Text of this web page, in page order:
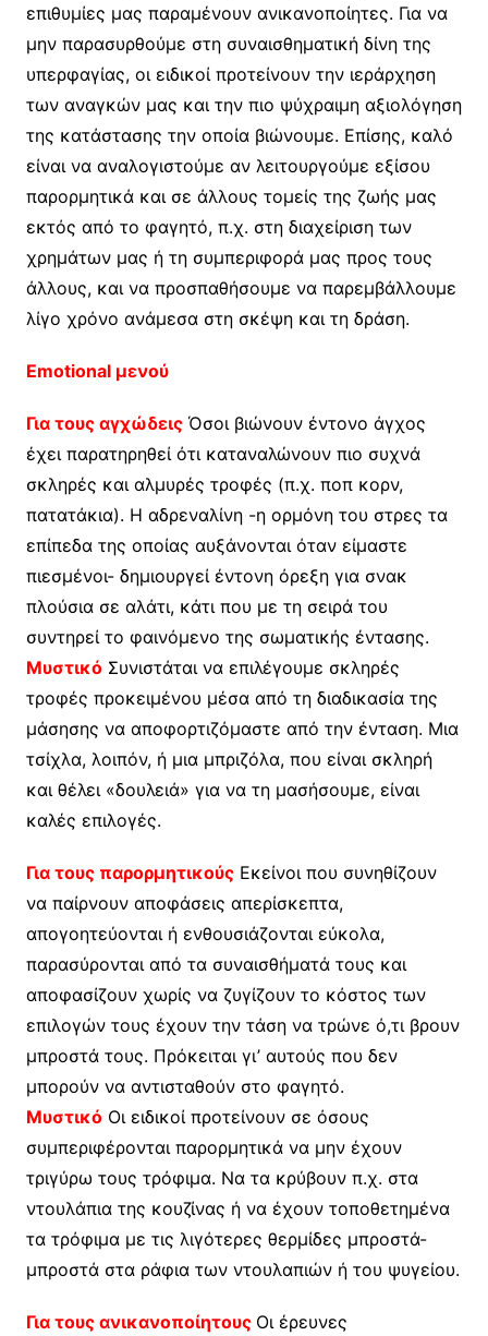
επιθυμίες μας παραμένουν ανικανοποίητες. Για να
μην παρασυρθούμε στη συναισθηματική δίνη της
υπερφαγίας, οι ειδικοί προτείνουν την ιεράρχηση
των αναγκών μας και την πιο ψύχραιμη αξιολόγηση
της κατάστασης την οποία βιώνουμε. Επίσης, καλό
είναι να αναλογιστούμε αν λειτουργούμε εξίσου
παρορμητικά και σε άλλους τομείς της ζωής μας
εκτός από το φαγητό, π.χ. στη διαχείριση των
χρημάτων μας ή τη συμπεριφορά μας προς τους
άλλους, και να προσπαθήσουμε να παρεμβάλλουμε
λίγο χρόνο ανάμεσα στη σκέψη και τη δράση.
Emotional μενού
Για τους αγχώδειςΌσοι βιώνουν έντονο άγχος
έχει παρατηρηθεί ότι καταναλώνουν πιο συχνά
σκληρές και αλμυρές τροφές (π.χ. ποπ κορν,
πατατάκια). Η αδρεναλίνη -η ορμόνη του στρες τα
επίπεδα της οποίας αυξάνονται όταν είμαστε
πιεσμένοι- δημιουργεί έντονη όρεξη για σνακ
πλούσια σε αλάτι, κάτι που με τη σειρά του
συντηρεί το φαινόμενο της σωματικής έντασης.
Μυστικό Συνιστάται να επιλέγουμε σκληρές
τροφές προκειμένου μέσα από τη διαδικασία της
μάσησης να αποφορτιζόμαστε από την ένταση. Μια
τσίχλα, λοιπόν, ή μια μπριζόλα, που είναι σκληρή
και θέλει «δουλειά» για να τη μασήσουμε, είναι
καλές επιλογές.
Για τους παρορμητικούς Εκείνοι που συνηθίζουν
να παίρνουν αποφάσεις απερίσκεπτα,
απογοητεύονται ή ενθουσιάζονται εύκολα,
παρασύρονται από τα συναισθήματά τους και
αποφασίζουν χωρίς να ζυγίζουν το κόστος των
επιλογών τους έχουν την τάση να τρώνε ό,τι βρουν
μπροστά τους. Πρόκειται γι’ αυτούς που δεν
μπορούν να αντισταθούν στο φαγητό.
ΜυστικόΟι ειδικοί προτείνουν σε όσους
συμπεριφέρονται παρορμητικά να μην έχουν
τριγύρω τους τρόφιμα. Να τα κρύβουν π.χ. στα
ντουλάπια της κουζίνας ή να έχουν τοποθετημένα
τα τρόφιμα με τις λιγότερες θερμίδες μπροστά-
μπροστά στα ράφια των ντουλαπιών ή του ψυγείου.
Για τους ανικανοποίητους Οι έρευνες